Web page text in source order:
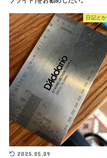
日記とか
2025.05.09